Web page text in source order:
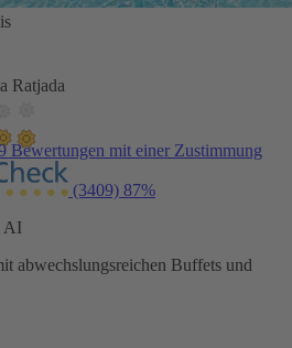
Ratjada
Bewertungen mit einer Zustimmung
(3409) 87%
AI
abwechslungsreichen Buffets und